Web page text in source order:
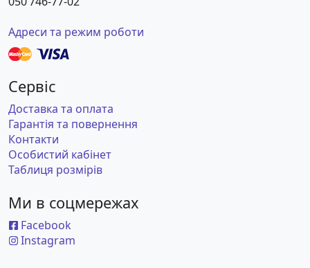
Адреси та режим роботи
Сервіс
Доставка та оплата
Гарантія та повернення
Контакти
Особистий кабінет
Таблиця розмірів
Ми в соцмережах
Facebook
Instagram